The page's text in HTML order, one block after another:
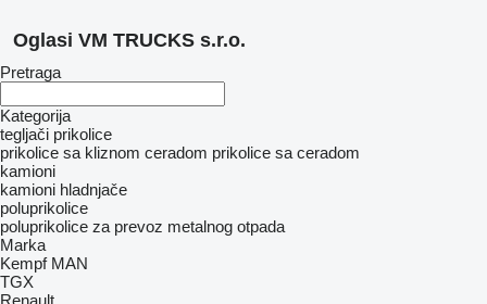
Oglasi VM TRUCKS s.r.o.
Pretraga
Kategorija
tegljači prikolice
prikolice sa kliznom ceradom prikolice sa ceradom
kamioni
kamioni hladnjače
poluprikolice
poluprikolice za prevoz metalnog otpada
Marka
Kempf MAN
TGX
Renault